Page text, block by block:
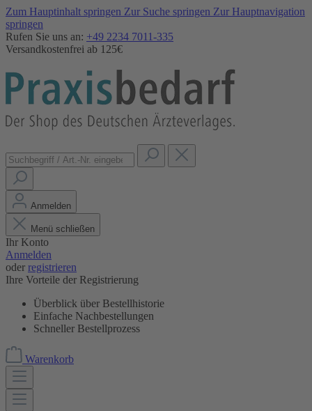
Zum Hauptinhalt springen Zur Suche springen Zur Hauptnavigation
springen
Rufen Sie uns an: +49 2234 7011-335
Versandkostenfrei ab 125€
Anmelden
Menü schließen
Ihr Konto
Anmelden
oder registrieren
Ihre Vorteile der Registrierung
Überblick über Bestellhistorie
Einfache Nachbestellungen
Schneller Bestellprozess
Warenkorb